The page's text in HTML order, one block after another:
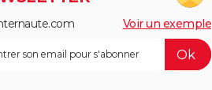
Voir un exemple